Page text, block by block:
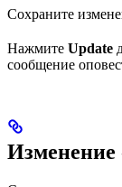
Сохраните
Нажмите Update
сообщение
Изменение